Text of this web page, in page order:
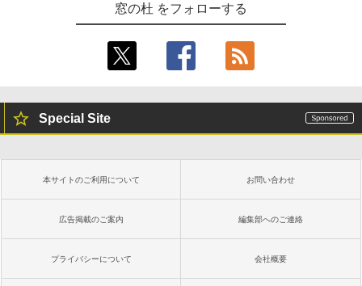
窓の杜 をフォローする
Special Site
本サイトのご利用について お問い合わせ
広告掲載のご案内 編集部へのご連絡
プライバシーについて 会社概要